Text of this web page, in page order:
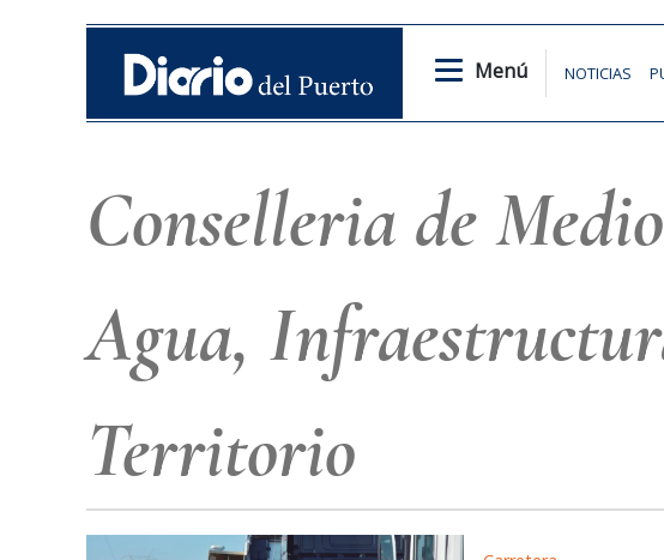
Menú NOTICIAS
Conselleria de
Agua,
Territorio